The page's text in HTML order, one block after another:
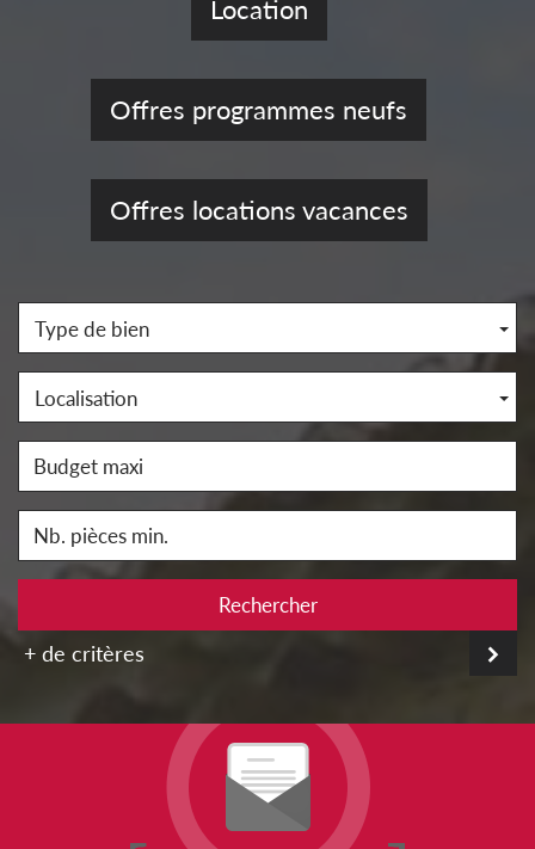
Location
Offres programmes neufs
Offres locations vacances
Type de bien
Localisation
Rechercher
+ de critères